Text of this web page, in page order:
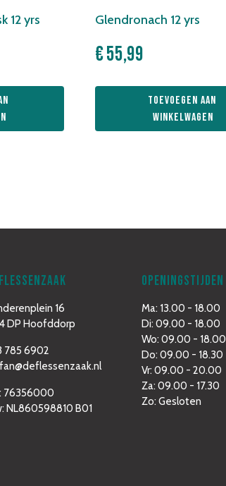
12 yrs Glendronach 12 yrs
€55,99
Toevoegen aan
winkelwagen
16
DP Hoofddorp
785 6902
76356000
NL860598810 B01
OPENINGSTIJDEN
Ma: 13.00 - 18.00
Di: 09.00 - 18.00
Wo: 09.00 - 18.00
Do: 09.00 - 18.30
Vr: 09.00 - 20.00
Za: 09.00 - 17.30
Zo: Gesloten